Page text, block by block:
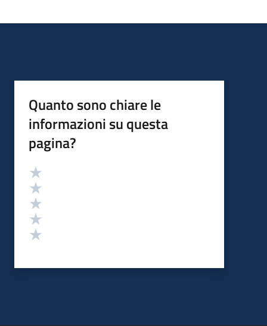
Quanto sono chiare le
informazioni su questa
pagina?
Valutazione